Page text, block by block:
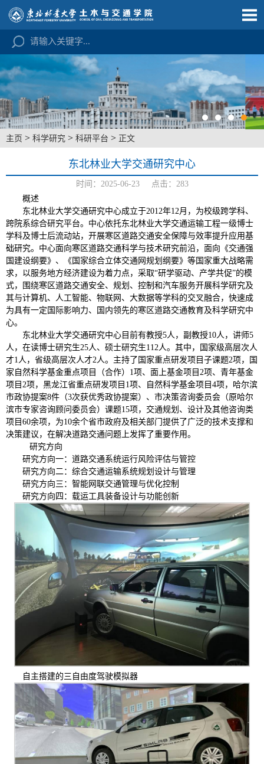
主页 > 科学研究 > 科研平台 > 正文
东北林业大学交通研究中心
时间：2025-06-23 点击： 283
概述
东北林业大学交通研究中心成立于2012年12月，为校级跨学科、
跨院系综合研究平台。中心依托东北林业大学交通运输工程一级博士
学科及博士后流动站，开展寒区道路交通安全保障与效率提升应用基
础研究。中心面向寒区道路交通科学与技术研究前沿，面向《交通强
国建设纲要》、《国家综合立体交通网规划纲要》等国家重大战略需
求，以服务地方经济建设为着力点，采取“研学驱动、产学共促”的模
式，围绕寒区道路交通安全、规划、控制和汽车服务开展科学研究及
其与计算机、人工智能、物联网、大数据等学科的交叉融合，快速成
为具有一定国际影响力、国内领先的寒区道路交通教育及科学研究中
心。
东北林业大学交通研究中心目前有教授5人，副教授10人，讲师5
人，在读博士研究生25人、硕士研究生112人。其中，国家级高层次人
才1人，省级高层次人才2人。主持了国家重点研发项目子课题2项，国
家自然科学基金重点项目（合作） 1项、面上基金项目 2项、青年基金
项目 2项，黑龙江省重点研发项目 1项、自然科学基金项目 4项，哈尔滨
市政协提案8件（3次获优秀政协提案）、市决策咨询委员会（原哈尔
滨市专家咨询顾问委员会）课题15项，交通规划、设计及其他咨询类
项目 60余项，为10余个省市政府及相关部门提供了广泛的技术支撑和
决策建议，在解决道路交通问题上发挥了重要作用。
研究方向
研究方向一：道路交通系统运行风险评估与管控
研究方向二：综合交通运输系统规划设计与管理
研究方向三：智能网联交通管理与优化控制
研究方向四：载运工具装备设计与功能创新
自主搭建的三自由度驾驶模拟器